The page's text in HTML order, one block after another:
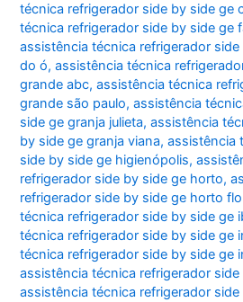
técnica refrigerador side by side ge
técnica refrigerador side by side ge
assistência técnica refrigerador
do ó,assistência técnica
grande abc,assistência técnica
grande são paulo,assistência
side ge granja julieta,assistência
by side ge granja viana,assistência
side by side ge higienópolis,
refrigerador side by side ge horto,
refrigerador side by side ge horto
técnica refrigerador side by side ge
técnica refrigerador side by side ge
técnica refrigerador side by side ge
assistência técnica refrigerador
assistência técnica refrigerador